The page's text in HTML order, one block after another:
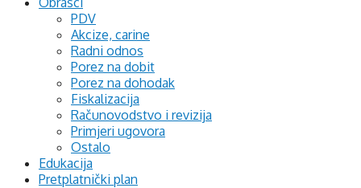
PDV
Akcize, carine
Radni odnos
Porez na dobit
Porez na dohodak
Fiskalizacija
Računovodstvo i revizija
Primjeri ugovora
Ostalo
Edukacija
Pretplatnički plan